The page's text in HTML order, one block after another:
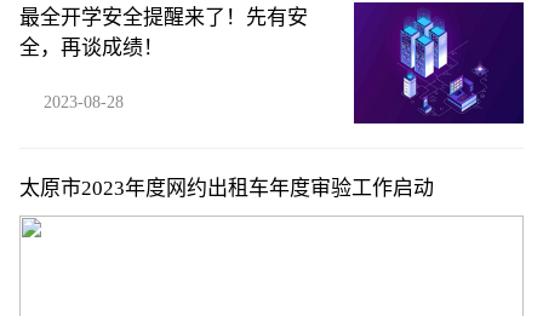
最全开学安全提醒来了！先有安
全，再谈成绩！
2023-08-28
太原市2023年度网约出租车年度审验工作启动